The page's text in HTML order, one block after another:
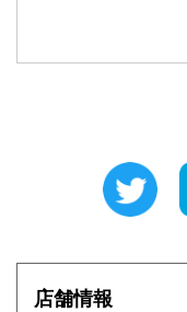
大阪府
店舗情報